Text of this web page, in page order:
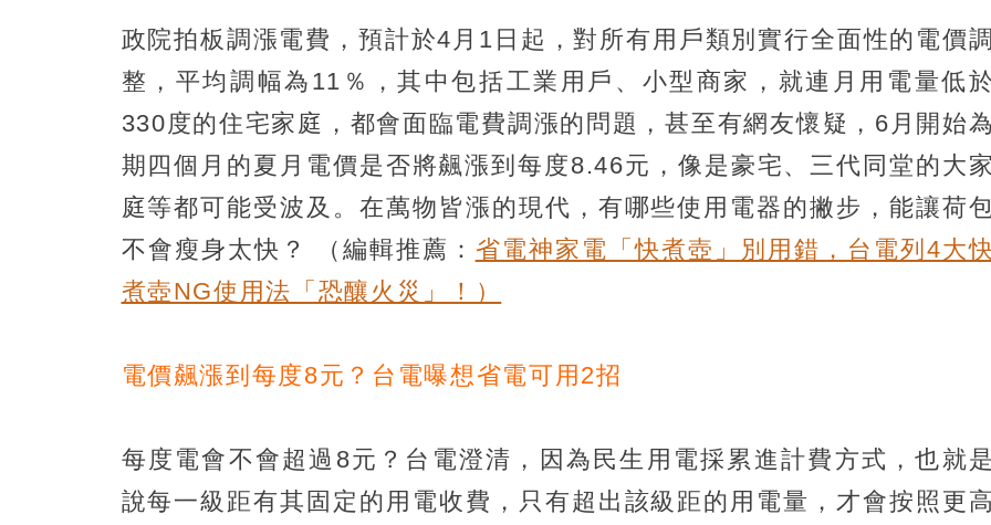
政院拍板調漲電費，預計於4月1日起，對所有用戶類別實行全面性的電價調
整，平均調幅為11％，其中包括工業用戶、小型商家，就連月用電量低於
330度的住宅家庭，都會面臨電費調漲的問題，甚至有網友懷疑，6月開始為
期四個月的夏月電價是否將飆漲到每度8.46元，像是豪宅、三代同堂的大家
庭等都可能受波及。在萬物皆漲的現代，有哪些使用電器的撇步，能讓荷
不會瘦身太快？
（編輯推薦： 省電神家電「快煮壺」別用錯，台電列4大快
煮壺NG使用法「恐釀火災」！）
電價飆漲到每度8元？台電曝想省電可用2招
每度電會不會超過8元？台電澄清，因為民生用電採累進計費方式，也就是
說每一級距有其固定的用電收費，只有超出該級距的用電量，才會按照更高